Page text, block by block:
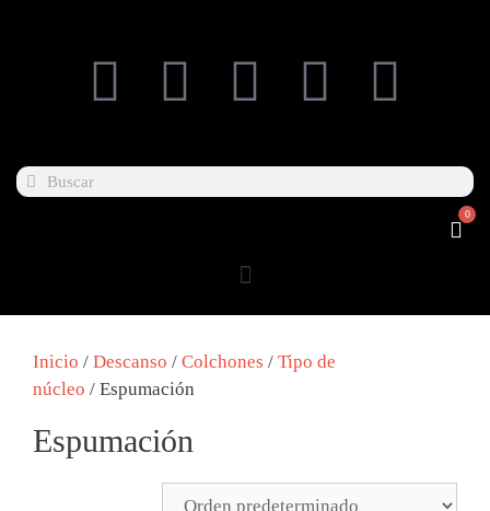
0
Inicio / Descanso / Colchones / Tipo de
núcleo / Espumación
Espumación